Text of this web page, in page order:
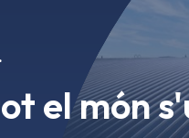
19
el món